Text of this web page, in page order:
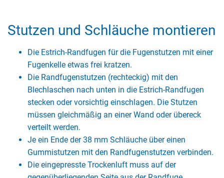
Stutzen und Schläuche montieren
Die Estrich-Randfugen für die Fugenstutzen mit einer
Fugenkelle etwas frei kratzen.
Die Randfugenstutzen (rechteckig) mit den
Blechlaschen nach unten in die Estrich-Randfugen
stecken oder vorsichtig einschlagen. Die Stutzen
müssen gleichmäßig an einer Wand oder übereck
verteilt werden.
Je ein Ende der 38 mm Schläuche über einen
Gummistutzen mit den Randfugenstutzen verbinden.
Die eingepresste Trockenluft muss auf der